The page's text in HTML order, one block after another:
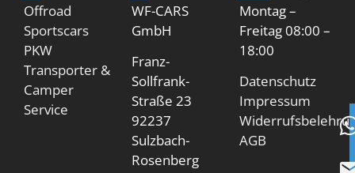
Offroad
Sportscars
PKW
Transporter &
Camper
Service
WF-CARS
GmbH
Franz-
Sollfrank-
Straße 23
92237
Sulzbach-
Rosenberg
Montag –
Freitag 08:00 –
18:00
Datenschutz
Impressum
AGB